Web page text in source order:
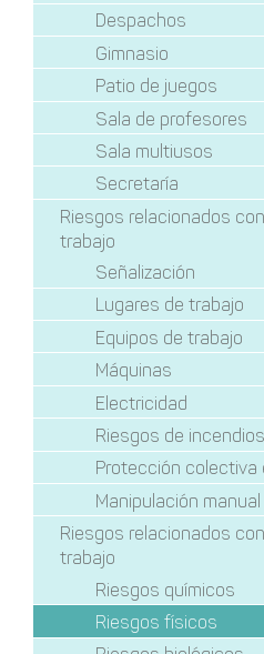
Despachos
Gimnasio
Patio de juegos
Sala de profesores
Sala multiusos
Secretaría
Riesgos relacionados
trabajo
Señalización
Lugares de trabajo
Equipos de trabajo
Máquinas
Electricidad
Riesgos de incendios
Protección colectiva
Manipulación
Riesgos relacionados
trabajo
Riesgos químicos
Riesgos físicos